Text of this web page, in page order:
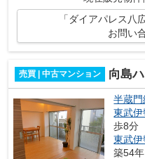
「ダイアパレス八
お問い
売買 | 中古マンション 向島
半蔵門
東武伊
歩8分
東武伊
築54